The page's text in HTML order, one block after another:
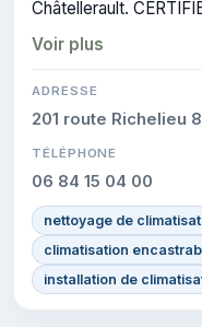
Châtellerault.
savoir-faire de
Voir plus
ADRESSE
201 route Richelieu
TÉLÉPHONE
06 84 15 04 00
nettoyage de
climatisation
installation de